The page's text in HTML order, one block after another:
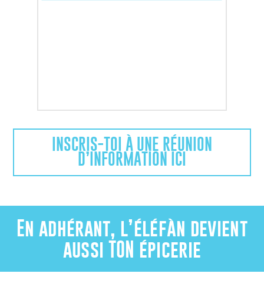
INSCRIS-TOI À UNE RÉUNION
D’INFORMATION ICI
En adhérant, l’éléfàn devient
aussi TON épicerie